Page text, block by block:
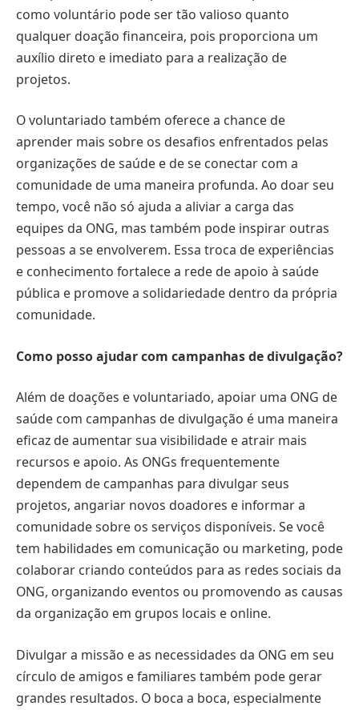
como voluntário pode ser tão valioso quanto
qualquer doação financeira, pois proporciona um
auxílio direto e imediato para a realização de
projetos.
O voluntariado também oferece a chance de
aprender mais sobre os desafios enfrentados pelas
organizações de saúde e de se conectar com a
comunidade de uma maneira profunda. Ao doar seu
tempo, você não só ajuda a aliviar a carga das
equipes da ONG, mas também pode inspirar outras
pessoas a se envolverem. Essa troca de experiências
e conhecimento fortalece a rede de apoio à saúde
pública e promove a solidariedade dentro da própria
comunidade.
Como posso ajudar com campanhas de divulgação?
Além de doações e voluntariado, apoiar uma ONG de
saúde com campanhas de divulgação é uma maneira
eficaz de aumentar sua visibilidade e atrair mais
recursos e apoio. As ONGs frequentemente
dependem de campanhas para divulgar seus
projetos, angariar novos doadores e informar a
comunidade sobre os serviços disponíveis. Se você
tem habilidades em comunicação ou marketing, pode
colaborar criando conteúdos para as redes sociais da
ONG, organizando eventos ou promovendo as causas
da organização em grupos locais e online.
Divulgar a missão e as necessidades da ONG em seu
círculo de amigos e familiares também pode gerar
grandes resultados. O boca a boca, especialmente